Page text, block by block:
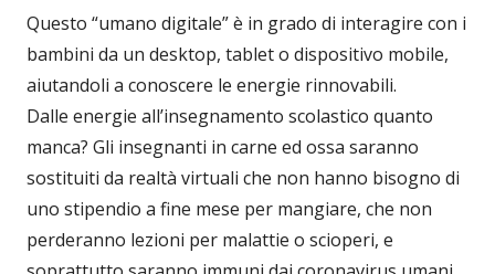
Questo “umano digitale” è in grado di interagire con i
bambini da un desktop, tablet o dispositivo mobile,
aiutandoli a conoscere le energie rinnovabili.
Dalle energie all’insegnamento scolastico quanto
manca? Gli insegnanti in carne ed ossa saranno
sostituiti da realtà virtuali che non hanno bisogno di
uno stipendio a fine mese per mangiare, che non
perderanno lezioni per malattie o scioperi, e